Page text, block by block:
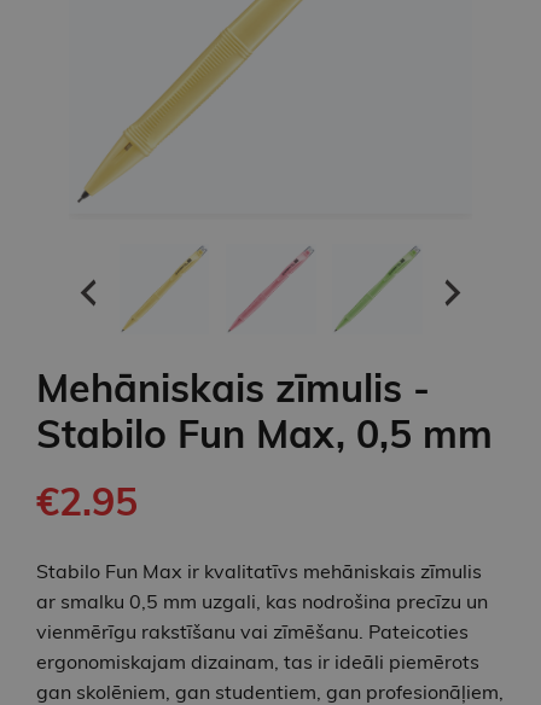
Mehāniskais zīmulis -
Stabilo Fun Max, 0,5 mm
€2.95
Stabilo Fun Max ir kvalitatīvs mehāniskais zīmulis
ar smalku 0,5 mm uzgali, kas nodrošina precīzu un
vienmērīgu rakstīšanu vai zīmēšanu. Pateicoties
ergonomiskajam dizainam, tas ir ideāli piemērots
gan skolēniem, gan studentiem, gan profesionāļiem,